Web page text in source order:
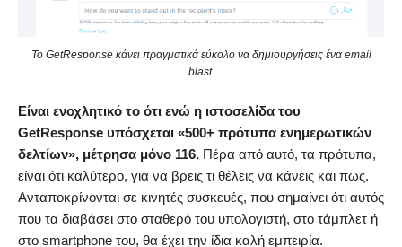
Το GetResponse κάνει πραγματικά εύκολο να δημιουργήσεις ένα email
blast.
Είναι ενοχλητικό το ότι ενώ η ιστοσελίδα του
GetResponse υπόσχεται «500+ πρότυπα ενημερωτικών
δελτίων», μέτρησα μόνο 116. Πέρα από αυτό, τα πρότυπα,
είναι ότι καλύτερο, για να βρεις τι θέλεις να κάνεις και πως.
Ανταποκρίνονται σε κινητές συσκευές, που σημαίνει ότι αυτός
που τα διαβάσει στο σταθερό του υπολογιστή, στο τάμπλετ ή
στο smartphone του, θα έχει την ίδια καλή εμπειρία.